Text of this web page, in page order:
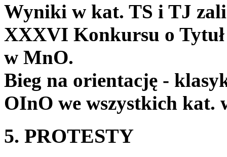
Wyniki w kat. TS i TJ
XXXVI Konkursu o
w MnO.
Bieg na orientację -
OInO we wszystkich kat.
5. PROTESTY